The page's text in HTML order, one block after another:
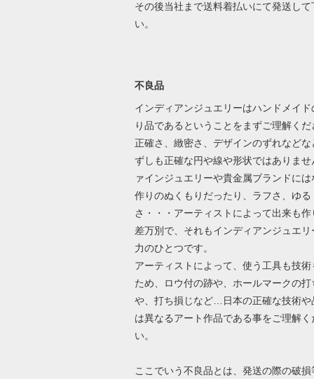
その後当社まで送料着払いにて発送して
い。
不良品
インディアンジュエリーはハンドメイド
り品であるということをまずご理解くだ
正確さ、緻密さ、デザインのずれなどな
ずしも正確な円や線や形状ではありませ
ァインジュエリーや貴金属ブランドには
作りのぬくもりだったり、ラフさ、ゆる
さ・・・アーティストによって出来も作
差万別で、それもインディアンジュエリ
力のひとつです。
アーティストによって、使う工具も技術
ため、ロウ付の跡や、ホールマークの打
や、打ち損じなど…日本の正確な技術や
は異なるアート作品である事をご理解く
い。
ここでいう不良品とは、発送の際の破損